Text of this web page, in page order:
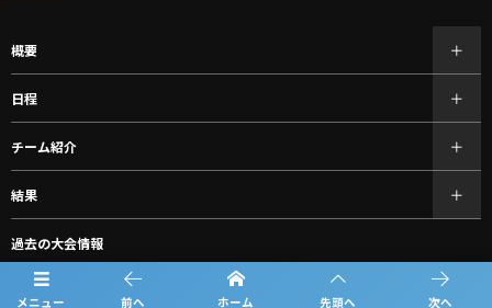
メニュー 前へ ホーム 先頭へ 次へ
概要
日程
チーム紹介
結果
過去の大会情報
フォトギャラリー